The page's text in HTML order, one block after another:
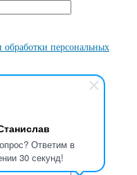
Ответим в
30 секунд!
персональных
данных..
цене